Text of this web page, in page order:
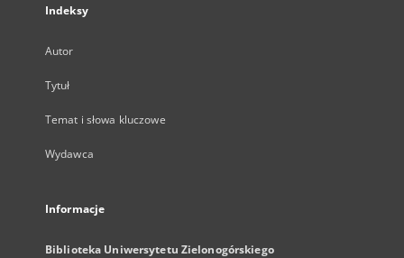
Indeksy
Autor
Tytuł
Temat i słowa kluczowe
Wydawca
Informacje
Biblioteka Uniwersytetu Zielonogórskiego